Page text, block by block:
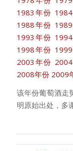
1983年份
1988年份
1993年份
1998年份
2003年份
2008年份 2009
该年份葡萄酒走
明原始出处，多